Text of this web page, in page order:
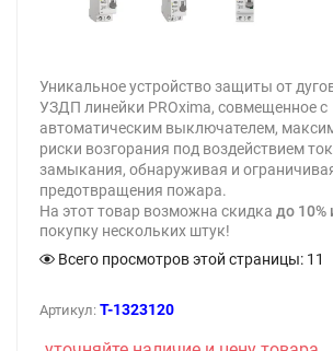
Уникальное устройство защиты от
УЗДП линейки PROxima, совмещенное с
автоматическим выключателем,
риски возгорания под воздействием
замыкания, обнаруживая и
предотвращения пожара.
На этот товар возможна скидка до 10%
покупку нескольких штук!
Всего просмотров этой страницы: 11
Артикул: T-1323120